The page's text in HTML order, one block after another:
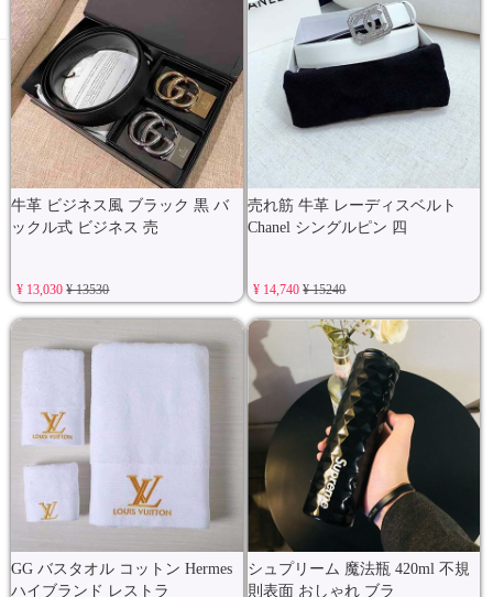
牛革 ビジネス風 ブラック 黒 バ
ックル式 ビジネス 売
¥ 13,030¥ 13530
売れ筋 牛革 レーディスベルト
Chanel シングルピン 四
¥ 14,740¥ 15240
GG バスタオル コットン Hermes
ハイブランド レストラ
シュプリーム 魔法瓶 420ml 不規
則表面 おしゃれ ブラ